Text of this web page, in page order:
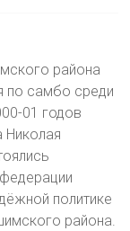
района
по самбо среди
01 годов
Николая
политике
района.